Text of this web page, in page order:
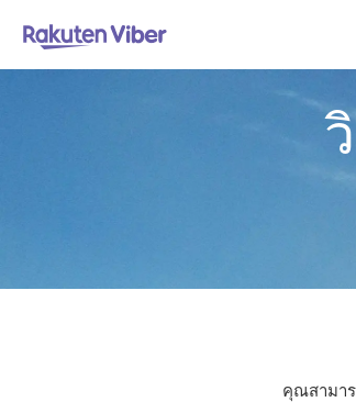
คุณสามาร